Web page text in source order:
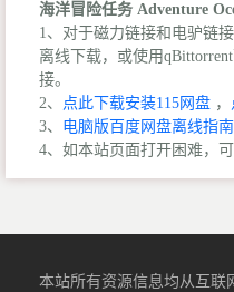
海洋冒险任务 Adventure
1、对于磁力链接和电驴链
离线下载，或使用
接。
2、 点此下载安装115网盘 ，
3、 电脑版百度网盘离线指南
4、如本站页面打开困难，
本站所有资源信息均从互联